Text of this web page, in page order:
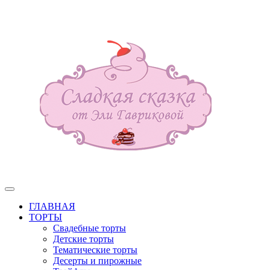
ГЛАВНАЯ
ТОРТЫ
Свадебные торты
Детские торты
Тематические торты
Десерты и пирожные